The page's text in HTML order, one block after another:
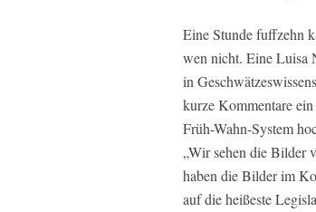
Eine Stunde fuffzehn
wen nicht. Eine Luisa
in
kurze Kommentare
Früh-Wahn-System
„Wir sehen die Bilder
haben die Bilder im
auf die heißeste